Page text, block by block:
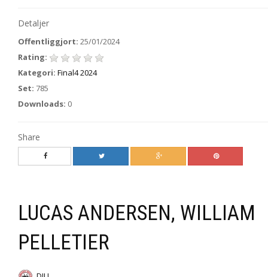
Detaljer
Offentliggjort: 25/01/2024
Rating:
Kategori: Final4 2024
Set: 785
Downloads: 0
Share
LUCAS ANDERSEN, WILLIAM
PELLETIER